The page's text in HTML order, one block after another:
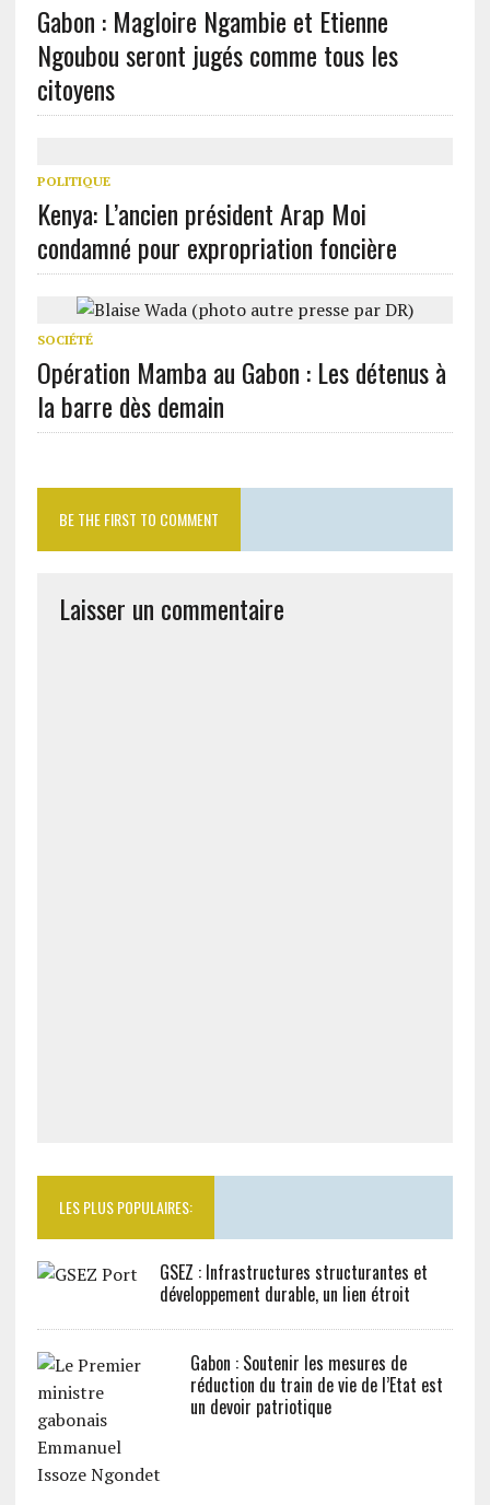
Gabon : Magloire Ngambie et Etienne
Ngoubou seront jugés comme tous les
citoyens
POLITIQUE
Kenya: L’ancien président Arap Moi
condamné pour expropriation foncière
SOCIÉTÉ
Opération Mamba au Gabon : Les détenus à
la barre dès demain
BE THE FIRST TO COMMENT
Laisser un commentaire
LES PLUS POPULAIRES:
GSEZ : Infrastructures structurantes et
développement durable, un lien étroit
Gabon : Soutenir les mesures de
réduction du train de vie de l’Etat est
un devoir patriotique